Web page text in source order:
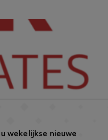
wekelijkse nieuwe